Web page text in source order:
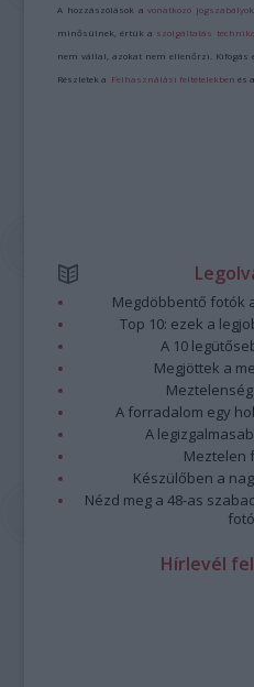
A hozzászólások avonatkozó jogszabályok
minősülnek, értük a szolgáltatás
nem vállal, azokat nem ellenőrzi. Kifogás
Részletek a Felhasználási feltételekben és
Megdöbbentő fotók
Top 10: ezek a
A 10
Megjöttek a
A forradalom egy
A
Meztelen
Készülőben a
Nézd meg a 48-as
Hírlevél